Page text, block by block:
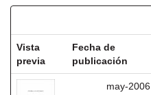
Vista
previa
Fecha de
publicación
may-2006